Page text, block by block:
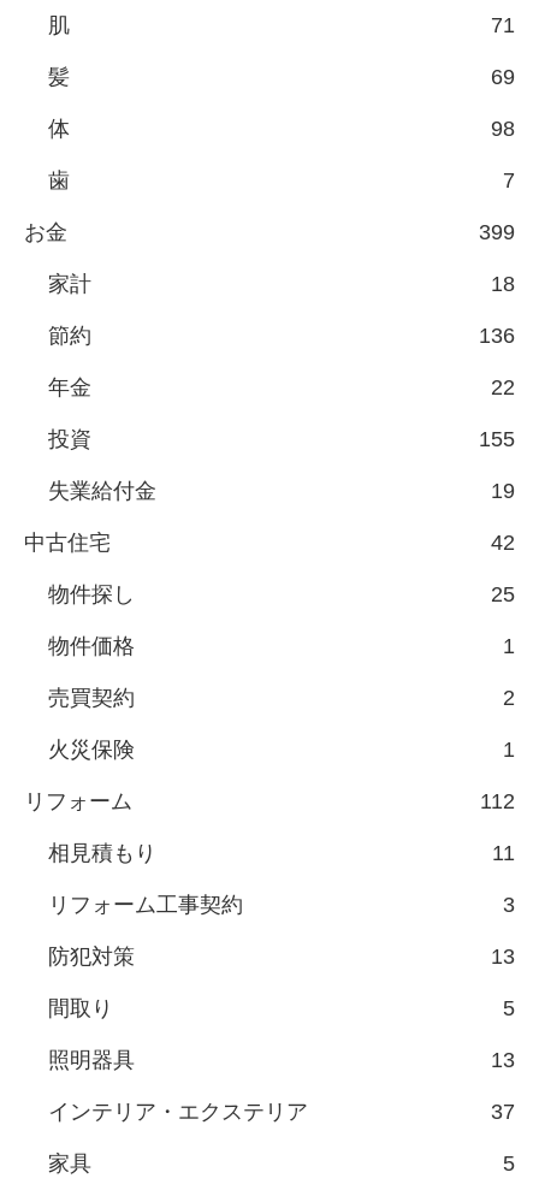
肌 71
髪 69
体 98
歯 7
お金 399
家計 18
節約 136
年金 22
投資 155
失業給付金 19
中古住宅 42
物件探し 25
物件価格 1
売買契約 2
火災保険 1
リフォーム 112
相見積もり 11
リフォーム工事契約 3
防犯対策 13
間取り 5
照明器具 13
インテリア・エクステリア 37
家具 5